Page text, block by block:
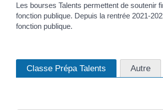
Les bourses Talents permettent de soutenir
fonction publique. Depuis la rentrée 2021-
fonction publique.
Classe Prépa Talents Autre